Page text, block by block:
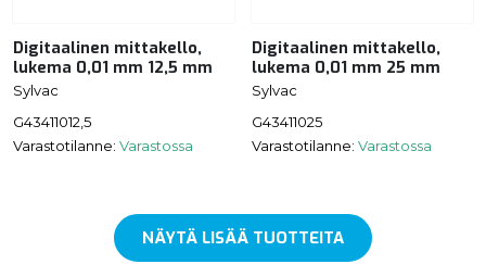
Digitaalinen mittakello,
lukema 0,01 mm 12,5 mm
Sylvac
G43411012,5
Varastotilanne: Varastossa
Digitaalinen mittakello,
lukema 0,01 mm 25 mm
Sylvac
G43411025
Varastotilanne: Varastossa
NÄYTÄ LISÄÄ TUOTTEITA